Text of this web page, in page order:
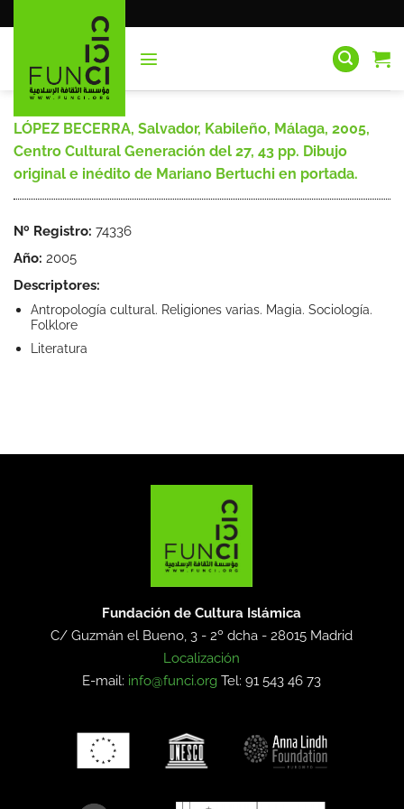
al
LÓPEZ BECERRA, Salvador, Kabileño, Málaga, 2005,
Centro Cultural Generación del 27, 43 pp. Dibujo
original e inédito de Mariano Bertuchi en portada.
Nº Registro: 74336
Año: 2005
Descriptores:
Antropología cultural. Religiones varias. Magia. Sociología.
Folklore
Literatura
Fundación de Cultura Islámica
C/ Guzmán el Bueno, 3 - 2º dcha -28015 Madrid
Localización
E-mail: info@funci.org Tel: 91 543 46 73